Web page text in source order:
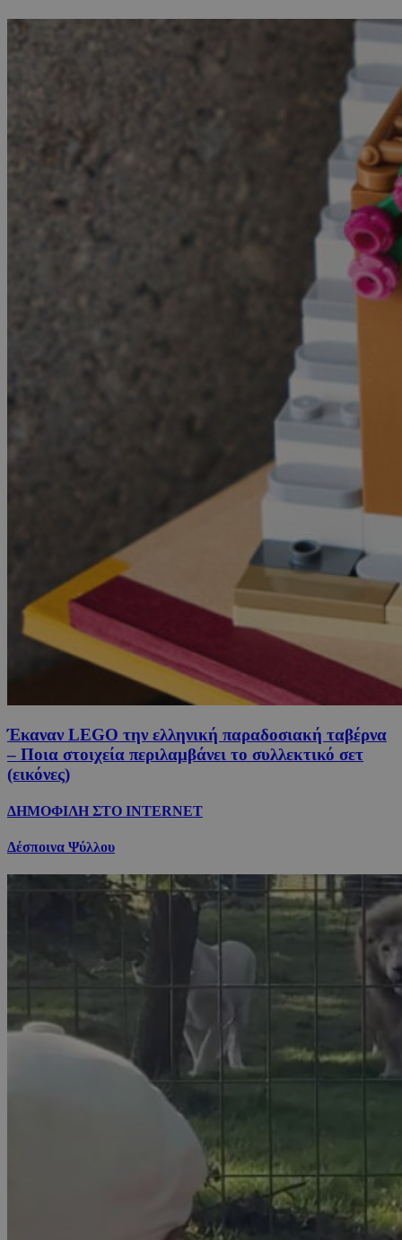
Έκαναν LEGO την ελληνική παραδοσιακή ταβέρνα
– Ποια στοιχεία περιλαμβάνει το συλλεκτικό σετ
(εικόνες)
ΔΗΜΟΦΙΛΗ ΣΤΟ INTERNET
Δέσποινα Ψύλλου